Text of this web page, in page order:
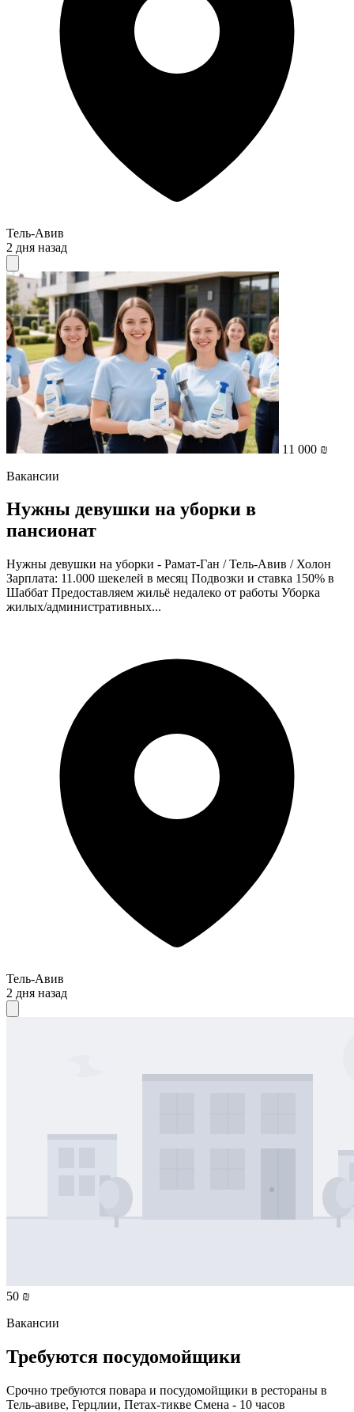
Тель-Авив
2 дня назад
11 000 ₪
Вакансии
Нужны девушки на уборки в
пансионат
Нужны девушки на уборки - Рамат-Ган / Тель-Авив / Холон
Зарплата: 11.000 шекелей в месяц Подвозки и ставка 150% в
Шаббат Предоставляем жильё недалеко от работы Уборка
жилых/административных...
Тель-Авив
2 дня назад
50 ₪
Вакансии
Требуются посудомойщики
Срочно требуются повара и посудомойщики в рестораны в
Тель-авиве, Герцлии, Петах-тикве Смена - 10 часов